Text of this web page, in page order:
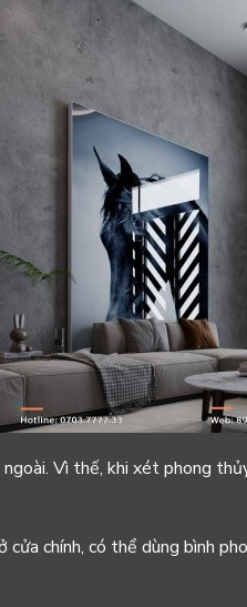
Vì thế, khi xét phong
chính, có thể dùng bình